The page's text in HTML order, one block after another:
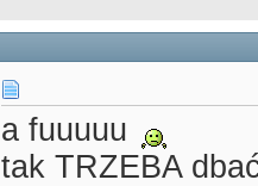
a fuuuuu
tak TRZEBA